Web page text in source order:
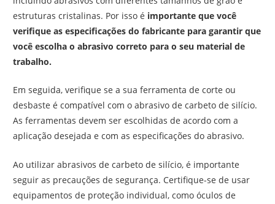
estruturas cristalinas. Por isso é importante que você
verifique as especificações do fabricante para garantir que
você escolha o abrasivo correto para o seu material de
trabalho.
Em seguida, verifique se a sua ferramenta de corte ou
desbaste é compatível com o abrasivo de carbeto de silício.
As ferramentas devem ser escolhidas de acordo com a
aplicação desejada e com as especificações do abrasivo.
Ao utilizar abrasivos de carbeto de silício, é importante
seguir as precauções de segurança. Certifique-se de usar
equipamentos de proteção individual, como óculos de